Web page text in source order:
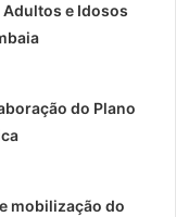
e Idosos
do Plano
mobilização do